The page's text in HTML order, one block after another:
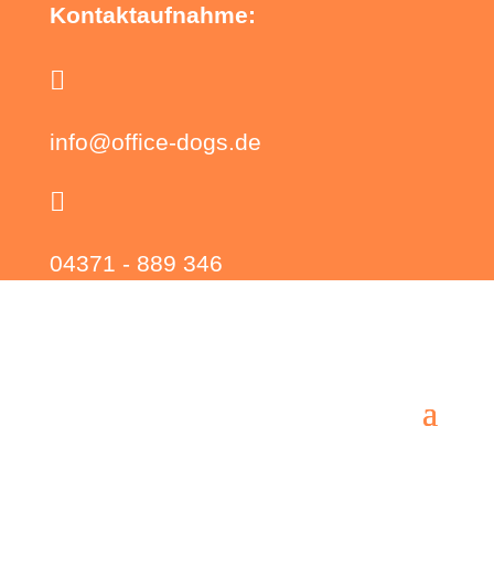
Kontaktaufnahme:

info@office-dogs.de

04371 - 889 346